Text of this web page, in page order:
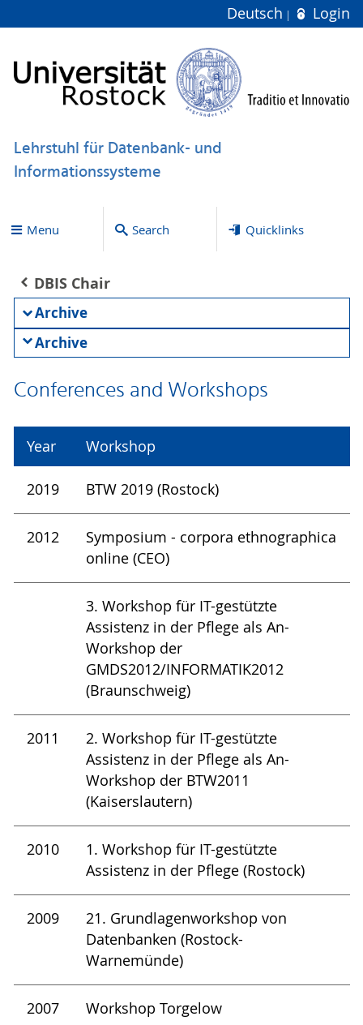
Deutsch Login
Lehrstuhl für Datenbank- und
Informationssysteme
Menu Search Quicklinks
DBIS Chair
Archive
Archive
Conferences and Workshops
Year Workshop
2019 BTW 2019 (Rostock)
2012
Symposium - corpora ethnographica
online (CEO)
3. Workshop für IT-gestützte
Assistenz in der Pflege als An-
Workshop der
GMDS2012/INFORMATIK2012
(Braunschweig)
2011
2. Workshop für IT-gestützte
Assistenz in der Pflege als An-
Workshop der BTW2011
(Kaiserslautern)
2010
1. Workshop für IT-gestützte
Assistenz in der Pflege (Rostock)
2009
21. Grundlagenworkshop von
Datenbanken (Rostock-
Warnemünde)
2007 Workshop Torgelow